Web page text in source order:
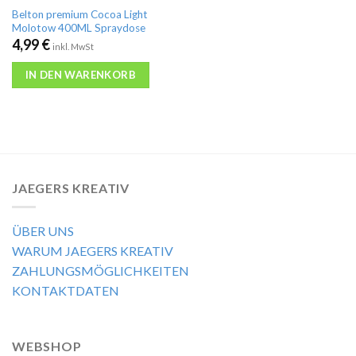
Belton premium Cocoa Light
Molotow 400ML Spraydose
4,99€ inkl. MwSt
IN DEN WARENKORB
JAEGERS KREATIV
ÜBER UNS
WARUM JAEGERS KREATIV
ZAHLUNGSMÖGLICHKEITEN
KONTAKTDATEN
WEBSHOP